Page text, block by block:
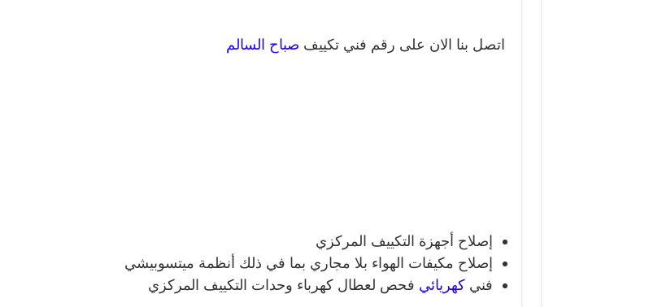
اتصل بنا الان على رقم فني تكييف صباح السالم
إصلاح أجهزة التكييف المركزي
إصلاح مكيفات الهواء بلا مجاري بما في ذلك أنظمة ميتسوبيشي
فنيكهريائي فحص لعطال كهرباء وحدات التكييف المركزي